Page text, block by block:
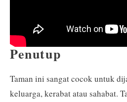
Penutup
Taman ini sangat cocok untuk
keluarga, kerabat atau sahabat.